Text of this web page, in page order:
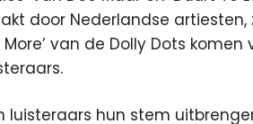
door Nederlandse artiesten,
More’ van de Dolly Dots
luisteraars hun stem